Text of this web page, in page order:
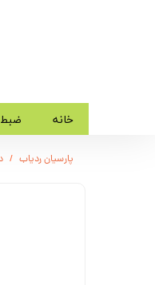
خانه
پارسیان ردیاب